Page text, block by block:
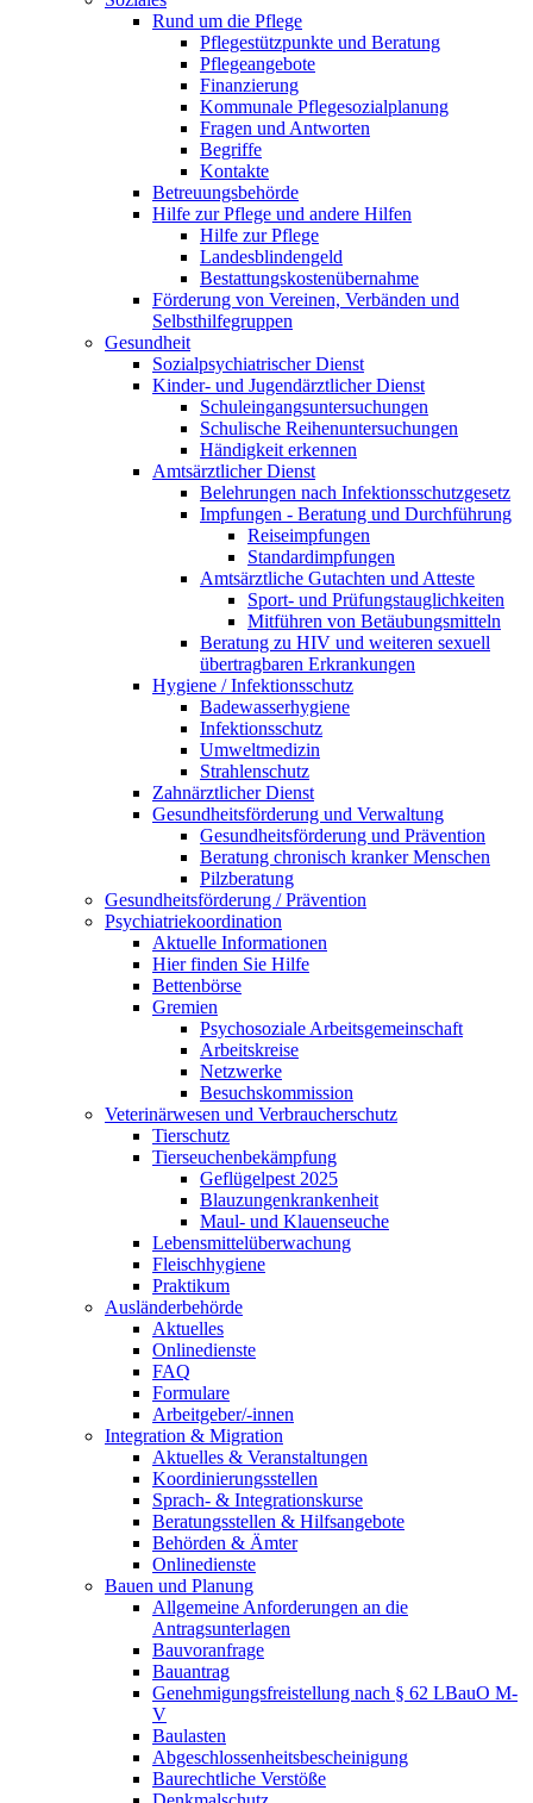
Rund um die Pflege
Pflegestützpunkte und Beratung
Pflegeangebote
Finanzierung
Kommunale Pflegesozialplanung
Fragen und Antworten
Begriffe
Kontakte
Betreuungsbehörde
Hilfe zur Pflege und andere Hilfen
Hilfe zur Pflege
Landesblindengeld
Bestattungskosten­übernahme
Förderung von Vereinen, Verbänden und
Selbsthilfegruppen
Gesundheit
Sozialpsychiatrischer Dienst
Kinder- und Jugendärztlicher Dienst
Schuleingangsuntersuchungen
Schulische Reihenuntersuchungen
Händigkeit erkennen
Amtsärztlicher Dienst
Belehrungen nach Infektionsschutzgesetz
Impfungen - Beratung und Durchführung
Reiseimpfungen
Standardimpfungen
Amtsärztliche Gutachten und Atteste
Sport- und Prüfungstauglichkeiten
Mitführen von Betäubungsmitteln
Beratung zu HIV und weiteren sexuell
übertragbaren Erkrankungen
Hygiene / Infektionsschutz
Badewasserhygiene
Infektionsschutz
Umweltmedizin
Strahlenschutz
Zahnärztlicher Dienst
Gesundheitsförderung und Verwaltung
Gesundheitsförderung und Prävention
Beratung chronisch kranker Menschen
Pilzberatung
Gesundheits­förderung / Prävention
Psychiatriekoordination
Aktuelle Informationen
Hier finden Sie Hilfe
Bettenbörse
Gremien
Psychosoziale Arbeits­gemeinschaft
Arbeitskreise
Netzwerke
Besuchskommission
Veterinärwesen und Verbraucherschutz
Tierschutz
Tierseuchenbekämpfung
Geflügelpest 2025
Blauzungenkrankenheit
Maul- und Klauenseuche
Lebensmittelüberwachung
Fleischhygiene
Praktikum
Ausländerbehörde
Aktuelles
Onlinedienste
FAQ
Formulare
Arbeitgeber/-innen
Integration & Migration
Aktuelles & Veranstaltungen
Koordinierungsstellen
Sprach- & Integrationskurse
Beratungsstellen & Hilfsangebote
Behörden & Ämter
Onlinedienste
Bauen und Planung
Allgemeine Anforderungen an die
Antragsunterlagen
Bauvoranfrage
Bauantrag
Genehmigungsfreistellung nach § 62 LBauO M-
V
Baulasten
Abgeschlossenheits­bescheinigung
Baurechtliche Verstöße